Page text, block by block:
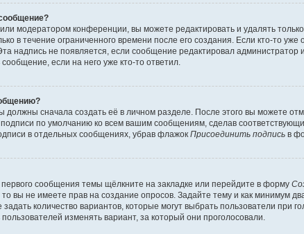
модератором конференции, вы можете редактировать и удалять
в течение ограниченного времени после его создания. Если кто-то
надпись не появляется, если сообщение редактировал
если на него уже кто-то ответил.
сначала создать её в личном разделе. После этого вы можете
по умолчанию ко всем вашим сообщениям, сделав
в отдельных сообщениях, убрав флажок Присоединить подпись в
сообщения темы щёлкните на закладке или перейдите в форму
вы не имеете прав на создание опросов. Задайте тему и как минимум
задать количество вариантов, которые могут выбрать пользователи
изменять вариант, за который они проголосовали.